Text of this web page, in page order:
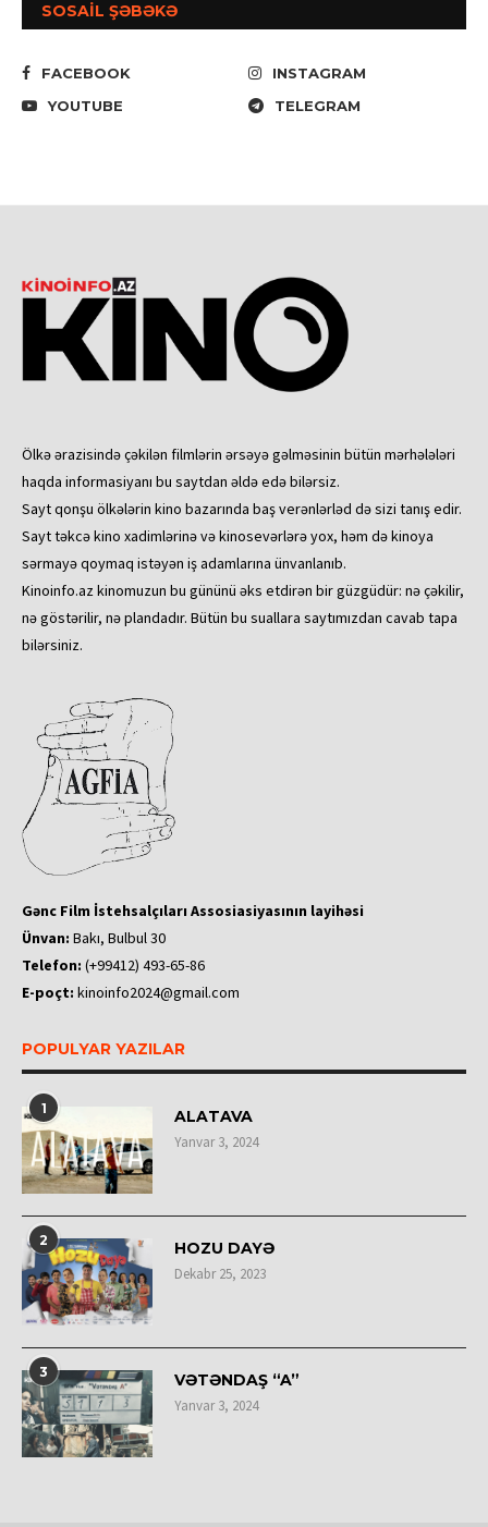
SOSAİL ŞƏBƏKƏ
FACEBOOK
INSTAGRAM
YOUTUBE
TELEGRAM
Ölkə ərazisində çəkilən filmlərin ərsəyə gəlməsinin bütün mərhələləri
haqda informasiyanı bu saytdan əldə edə bilərsiz.
Sayt qonşu ölkələrin kino bazarında baş verənlərləd də sizi tanış edir.
Sayt təkcə kino xadimlərinə və kinosevərlərə yox, həm də kinoya
sərmayə qoymaq istəyən iş adamlarına ünvanlanıb.
Kinoinfo.az kinomuzun bu gününü əks etdirən bir güzgüdür: nə çəkilir,
nə göstərilir, nə plandadır. Bütün bu suallara saytımızdan cavab tapa
bilərsiniz.
Gənc Film İstehsalçıları Assosiasiyasının layihəsi
Ünvan: Bakı, Bulbul 30
Telefon: (+99412) 493-65-86
E-poçt: kinoinfo2024@gmail.com
POPULYAR YAZILAR
1 ALATAVA
Yanvar 3, 2024
2 HOZU DAYƏ
Dekabr 25, 2023
3 VƏTƏNDAŞ “A”
Yanvar 3, 2024